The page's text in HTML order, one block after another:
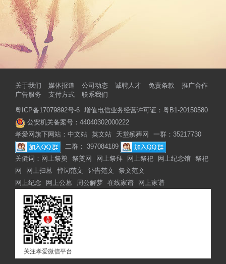
关于我们 媒体报道 公司动态 诚聘人才 免责条款
推广合作
广告服务
支付方式 联系我们
粤ICP备17079892号-6 增值电信业务经营许可证：粤B1-20150580
公安机关备案号：44040302000222
孝爱网旗下网站： 中文站 英文站 天堂殡葬网
一群：35217730
二群： 397084189
关健词： 网上祭奠 祭奠网 网上祭拜 网上祭祀 网上纪念馆 祭祀
网
网上扫墓 悼词范文 讣告范文
祭文范文
网上纪念
网上公墓 周公解梦 在线家谱 网上家谱
关注孝爱微信平台